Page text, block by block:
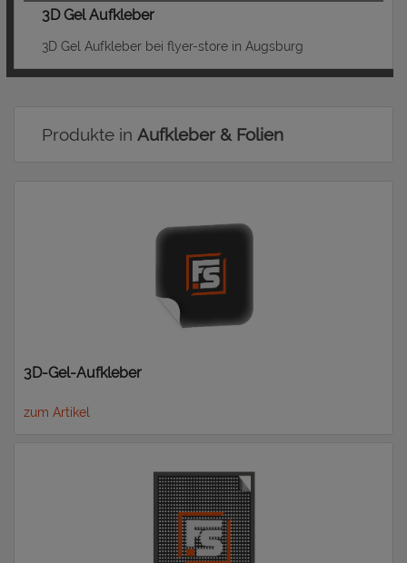
3D Gel Aufkleber
3D Gel Aufkleber bei flyer-store in Augsburg
Produkte in Aufkleber & Folien
3D-Gel-Aufkleber
zum Artikel